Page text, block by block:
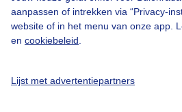
aanpassen of intrekken via “Privacy-
website of in het menu van onze app.
en cookiebeleid
Lijst met advertentiepartners
Buienradar